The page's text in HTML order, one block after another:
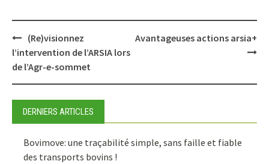
Post
navigation
(Re)visionnez
l’intervention de l’ARSIA lors
de l’Agr-e-sommet
Avantageuses actions arsia+
DERNIERS ARTICLES
Bovimove: une traçabilité simple, sans faille et fiable
des transports bovins !